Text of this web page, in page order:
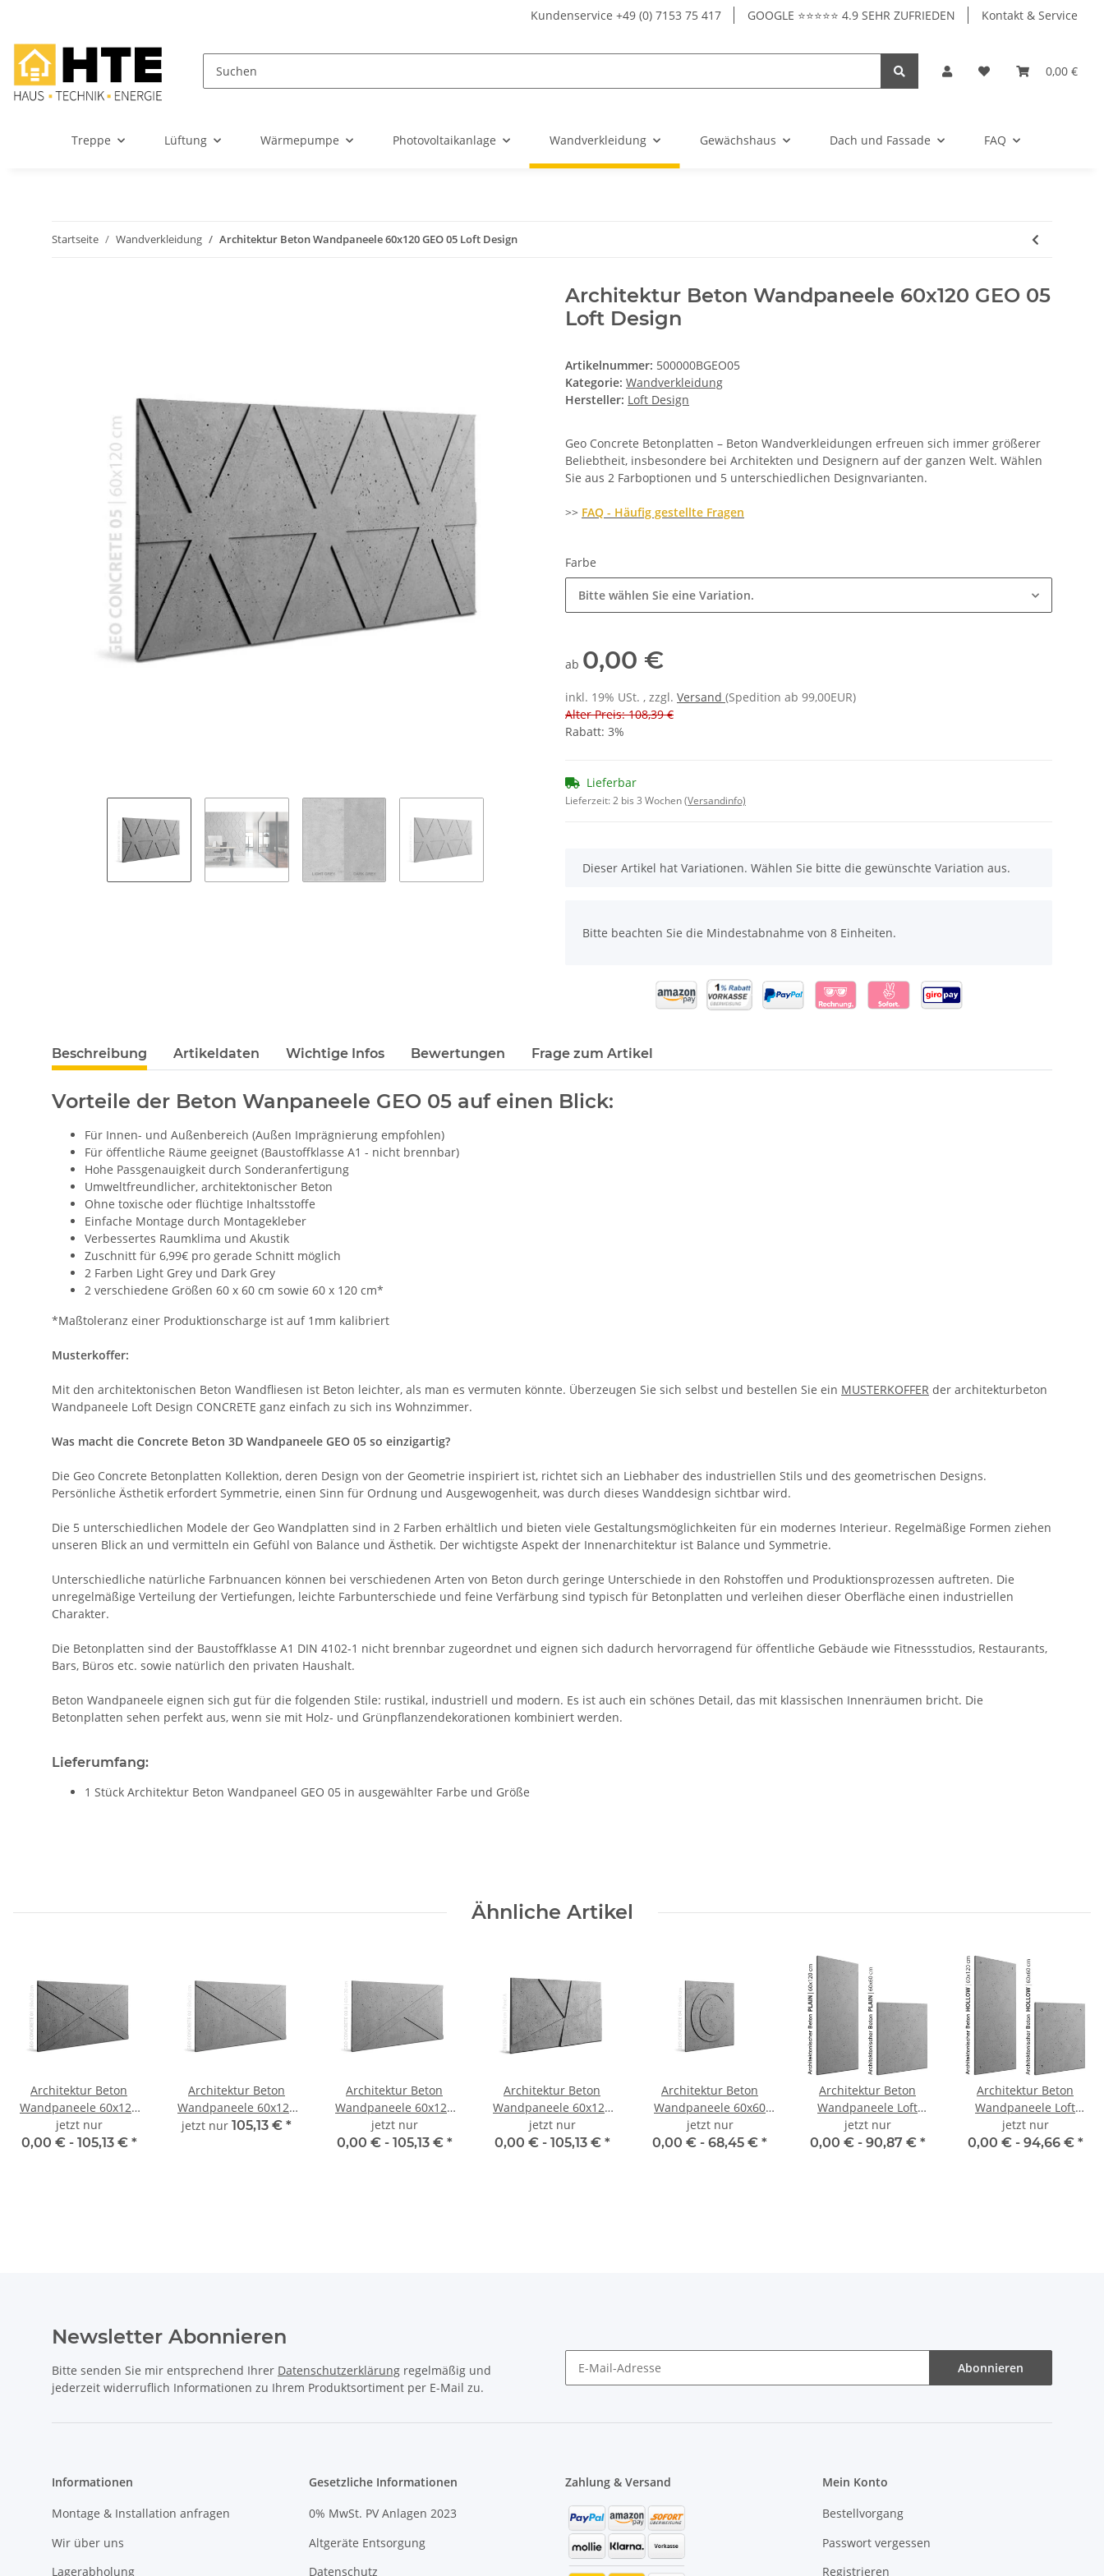
Kundenservice +49 (0) 7153 75 417 GOOGLE ⭐⭐⭐⭐⭐ 4.9 SEHR ZUFRIEDEN Kontakt & Service
0,00 €
Treppe Lüftung Wärmepumpe Photovoltaikanlage Wandverkleidung Gewächshaus Dach und Fassade FAQ
Startseite Wandverkleidung Architektur Beton Wandpaneele 60x120 GEO 05 Loft Design
Architektur Beton Wandpaneele 60x120 GEO 05
Loft Design
Artikelnummer: 500000BGEO05
Kategorie: Wandverkleidung
Hersteller: Loft Design
Geo Concrete Betonplatten – Beton Wandverkleidungen erfreuen sich immer größerer
Beliebtheit, insbesondere bei Architekten und Designern auf der ganzen Welt. Wählen
Sie aus 2 Farboptionen und 5 unterschiedlichen Designvarianten.
>> FAQ - Häufig gestellte Fragen
Farbe
Bitte wählen Sie eine Variation.
ab 0,00 €
inkl. 19% USt. , zzgl. Versand (Spedition ab 99,00EUR)
Alter Preis: 108,39 €
Rabatt: 3%
Lieferbar
Lieferzeit: 2 bis 3 Wochen(Versandinfo)
x
Dieser Artikel hat Variationen. Wählen Sie bitte die gewünschte Variation aus.
Bitte beachten Sie die Mindestabnahme von 8 Einheiten.
Beschreibung Artikeldaten Wichtige Infos Bewertungen Frage zum Artikel
Vorteile der Beton Wanpaneele GEO 05 auf einen Blick:
Für Innen- und Außenbereich (Außen Imprägnierung empfohlen)
Für öffentliche Räume geeignet (Baustoffklasse A1 - nicht brennbar)
Hohe Passgenauigkeit durch Sonderanfertigung
Umweltfreundlicher, architektonischer Beton
Ohne toxische oder flüchtige Inhaltsstoffe
Einfache Montage durch Montagekleber
Verbessertes Raumklima und Akustik
Zuschnitt für 6,99€ pro gerade Schnitt möglich
2 Farben Light Grey und Dark Grey
2 verschiedene Größen 60 x 60 cm sowie 60 x 120 cm*
*Maßtoleranz einer Produktionscharge ist auf 1mm kalibriert
Musterkoffer:
Mit den architektonischen Beton Wandfliesen ist Beton leichter, als man es vermuten könnte. Überzeugen Sie sich selbst und bestellen Sie ein MUSTERKOFFER der architekturbeton
Wandpaneele Loft Design CONCRETE ganz einfach zu sich ins Wohnzimmer.
Was macht die Concrete Beton 3D Wandpaneele GEO 05 so einzigartig?
Die Geo Concrete Betonplatten Kollektion, deren Design von der Geometrie inspiriert ist, richtet sich an Liebhaber des industriellen Stils und des geometrischen Designs.
Persönliche Ästhetik erfordert Symmetrie, einen Sinn für Ordnung und Ausgewogenheit, was durch dieses Wanddesign sichtbar wird.
Die 5 unterschiedlichen Modele der Geo Wandplatten sind in 2 Farben erhältlich und bieten viele Gestaltungsmöglichkeiten für ein modernes Interieur. Regelmäßige Formen ziehen
unseren Blick an und vermitteln ein Gefühl von Balance und Ästhetik. Der wichtigste Aspekt der Innenarchitektur ist Balance und Symmetrie.
Unterschiedliche natürliche Farbnuancen können bei verschiedenen Arten von Beton durch geringe Unterschiede in den Rohstoffen und Produktionsprozessen auftreten. Die
unregelmäßige Verteilung der Vertiefungen, leichte Farbunterschiede und feine Verfärbung sind typisch für Betonplatten und verleihen dieser Oberfläche einen industriellen
Charakter.
Die Betonplatten sind der Baustoffklasse A1 DIN 4102-1 nicht brennbar zugeordnet und eignen sich dadurch hervorragend für öffentliche Gebäude wie Fitnessstudios, Restaurants,
Bars, Büros etc. sowie natürlich den privaten Haushalt.
Beton Wandpaneele eignen sich gut für die folgenden Stile: rustikal, industriell und modern. Es ist auch ein schönes Detail, das mit klassischen Innenräumen bricht. Die
Betonplatten sehen perfekt aus, wenn sie mit Holz- und Grünpflanzendekorationen kombiniert werden.
Lieferumfang:
1 Stück Architektur Beton Wandpaneel GEO 05 in ausgewählter Farbe und Größe
Ähnliche Artikel
Architektur Beton
Wandpaneele 60x120
GEO 01 Loft Design
jetzt nur
0,00 € - 105,13 € *
Architektur Beton
Wandpaneele 60x120
GEO 02 Loft Design
jetzt nur 105,13 € *
Architektur Beton
Wandpaneele 60x120
GEO 03 Loft Design A |
B
jetzt nur
0,00 € - 105,13 € *
Architektur Beton
Wandpaneele 60x120
CRUSH Loft Design A |
B
jetzt nur
0,00 € - 105,13 € *
Architektur Beton
Wandpaneele 60x60
GEO 04 Loft Design
jetzt nur
0,00 € - 68,45 € *
Architektur Beton
Wandpaneele Loft
Design Plain
60x60/60x120
jetzt nur
0,00 € - 90,87 € *
Architektur Beton
Wandpaneele Loft
Design Hollow
60x60/60x120
jetzt nur
0,00 € - 94,66 € *
Newsletter Abonnieren
Bitte senden Sie mir entsprechend Ihrer Datenschutzerklärung regelmäßig und
jederzeit widerruflich Informationen zu Ihrem Produktsortiment per E-Mail zu.
Abonnieren
Informationen
Montage & Installation anfragen
Wir über uns
Lagerabholung
Gesetzliche Informationen
0% MwSt. PV Anlagen 2023
Altgeräte Entsorgung
Datenschutz
Zahlung & Versand Mein Konto
Bestellvorgang
Passwort vergessen
Registrieren